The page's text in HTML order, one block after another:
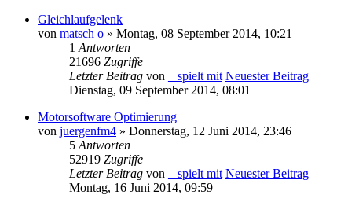
Gleichlaufgelenk
von matsch o » Montag, 08 September 2014, 10:21
1 Antworten
21696 Zugriffe
Letzter Beitrag von _ spielt mit Neuester Beitrag
Dienstag, 09 September 2014, 08:01
Motorsoftware Optimierung
von juergenfm4 » Donnerstag, 12 Juni 2014, 23:46
5 Antworten
52919 Zugriffe
Letzter Beitrag von _ spielt mit Neuester Beitrag
Montag, 16 Juni 2014, 09:59